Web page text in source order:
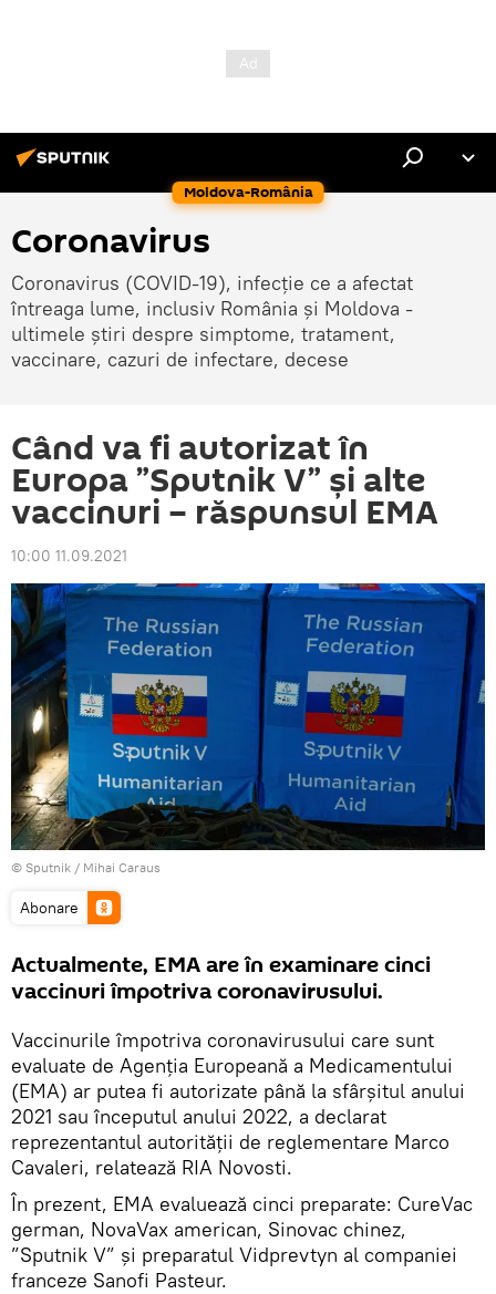
Moldova-România
Coronavirus
Coronavirus (COVID-19), infecție ce a afectat
întreaga lume, inclusiv România și Moldova -
ultimele știri despre simptome, tratament,
vaccinare, cazuri de infectare, decese
Când va fi autorizat în
Europa ”Sputnik V” și alte
vaccinuri – răspunsul EMA
10:00 11.09.2021
© Sputnik / Mihai Caraus
Abonare
Actualmente, EMA are în examinare cinci
vaccinuri împotriva coronavirusului.
Vaccinurile împotriva coronavirusului care sunt
evaluate de Agenția Europeană a Medicamentului
(EMA) ar putea fi autorizate până la sfârșitul anului
2021 sau începutul anului 2022, a declarat
reprezentantul autorității de reglementare Marco
Cavaleri, relatează RIA Novosti.
În prezent, EMA evaluează cinci preparate: CureVac
german, NovaVax american, Sinovac chinez,
”Sputnik V” și preparatul Vidprevtyn al companiei
franceze Sanofi Pasteur.